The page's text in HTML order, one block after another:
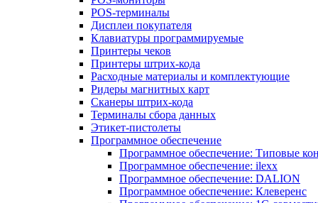
POS-терминалы
Дисплеи покупателя
Клавиатуры программируемые
Принтеры чеков
Принтеры штрих-кода
Расходные материалы и комплектующие
Ридеры магнитных карт
Сканеры штрих-кода
Терминалы сбора данных
Этикет-пистолеты
Программное обеспечение
Программное обеспечение: Типовые
Программное обеспечение: ilexx
Программное обеспечение: DALION
Программное обеспечение: Клеверенс